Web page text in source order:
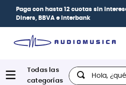
Paga con hasta 12 cuotas sin
Diners, BBVA e Interbank
Hola, ¿qué